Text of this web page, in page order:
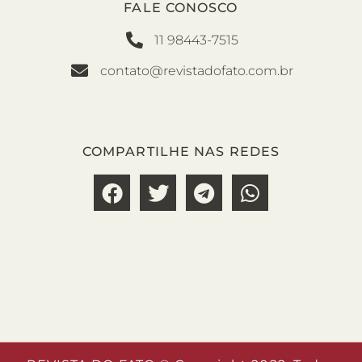
FALE CONOSCO
11 98443-7515
contato@revistadofato.com.br
COMPARTILHE NAS REDES